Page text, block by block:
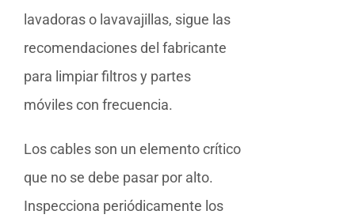
lavadoras o lavavajillas, sigue las
recomendaciones del fabricante
para limpiar filtros y partes
móviles con frecuencia.
Los cables son un elemento crítico
que no se debe pasar por alto.
Inspecciona periódicamente los